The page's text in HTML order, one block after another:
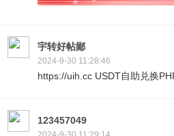
宇转好帖鄙
2024-9-30 11:28:46
https://uih.cc USDT自助兑换
123457049